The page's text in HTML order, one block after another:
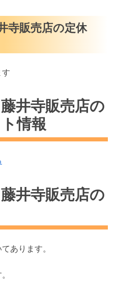
寺販売店の定休
井寺販売店の
情報
井寺販売店の
あります。